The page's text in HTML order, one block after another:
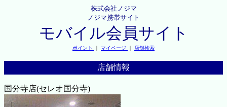
株式会社ノジマ
ノジマ携帯サイト
モバイル会員サイト
ポイント ｜ マイページ ｜ 店舗検索
店舗情報
国分寺店(セレオ国分寺)